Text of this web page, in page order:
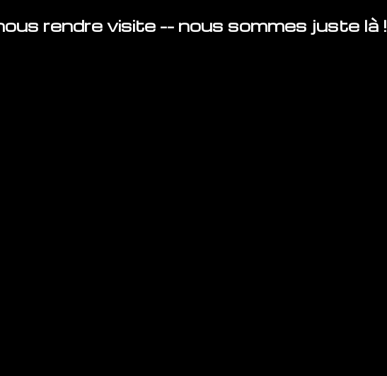
rendre visite -- nous sommes juste là !